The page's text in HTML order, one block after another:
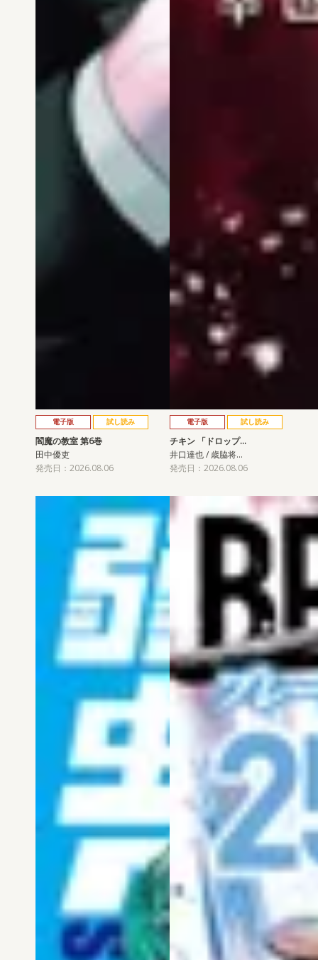
電子版 試し読み
閻魔の教室 第6巻
田中優吏
発売日：2026.08.06
電子版 試し読み
チキン 「ドロップ…
井口達也 / 歳脇将…
発売日：2026.08.06